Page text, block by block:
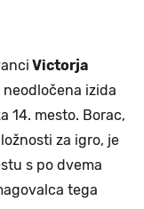
Victorja
izida
14. mesto. Borac,
za igro, je
s po dvema
tega